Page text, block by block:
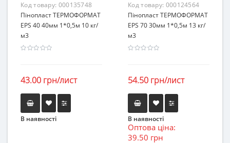
Код товару: 000135748
Пінопласт ТЕРМОФОРМАТ
EPS 40 40мм 1*0,5м 10 кг/
м3
43.00 грн/лист
В наявності
Код товару: 000124564
Пінопласт ТЕРМОФОРМАТ
EPS 70 30мм 1*0,5м 13 кг/
м3
54.50 грн/лист
В наявності
Оптова ціна:
39.50 грн